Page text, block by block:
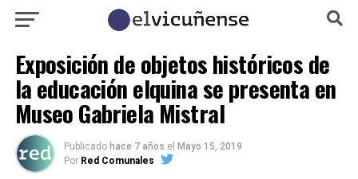
Exposición de objetos históricos de
la educación elquina se presenta en
Museo Gabriela Mistral
Publicado hace 7 años el Mayo 15, 2019
Por Red Comunales